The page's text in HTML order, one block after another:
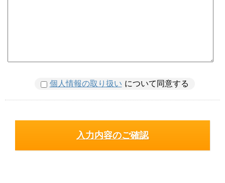
個人情報の取り扱い について同意する